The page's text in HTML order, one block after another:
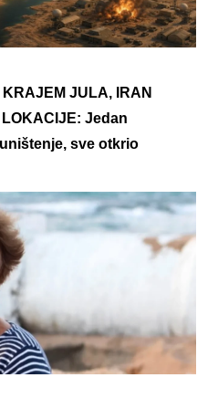
JULA, IRAN
Jedan
sve otkrio